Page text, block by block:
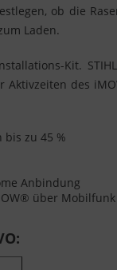
ob die
Laden.
Kit.
des
zu 45 %
Anbindung
über Mobilfunk